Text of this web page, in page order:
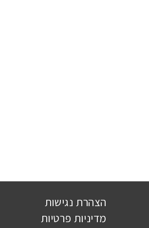
הצהרת נגישות
מדיניות פרטיות